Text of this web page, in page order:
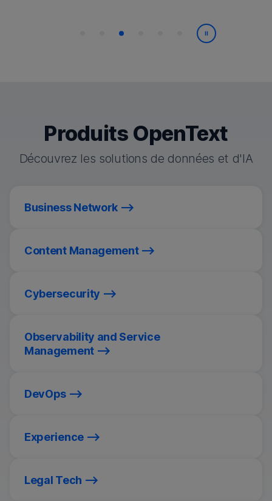
Lecture/
Produits OpenText
Découvrez les solutions de données et d'IA
Business Network
Content Management
Cybersecurity
Observability and Service
Management
DevOps
Experience
Legal Tech